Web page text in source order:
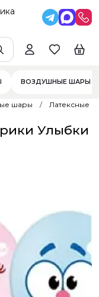
ВОЗДУШНЫЕ ШАРЫ
шары Латексные
Улыбки